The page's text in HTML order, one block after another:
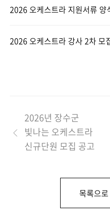
2026 오케스트라 지원서류
2026 오케스트라 강사 2차 모
2026년 장수군
빛나는 오케스트라
신규단원 모집 공고
목록으